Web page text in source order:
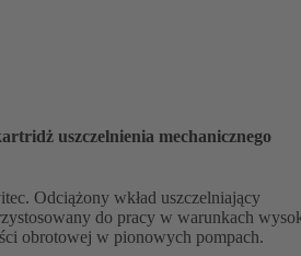
uszczelnienia mechanicznego
Odciążony wkład uszczelniający
do pracy w warunkach
obrotowej w pionowych pompach.